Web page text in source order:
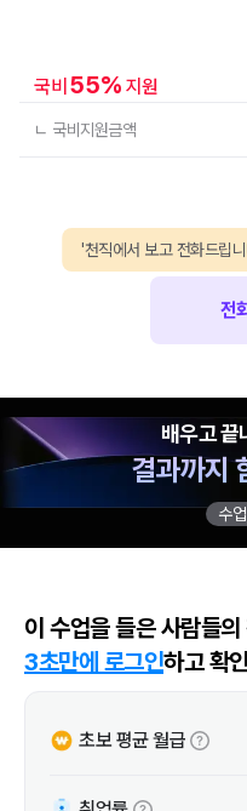
국비 55% 지원
ㄴ 국비지원금액
전
'천직에서 보고 전화드립
배우고 끝
결과까지
수
이 수업을 들은 사람들
3초만에 로그인하고 확
초보 평균 월급